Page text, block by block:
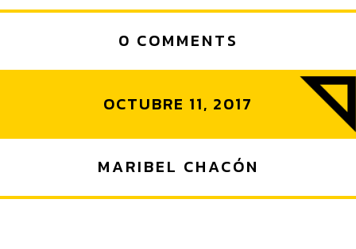
0 COMMENTS
OCTUBRE 11, 2017
MARIBEL CHACÓN